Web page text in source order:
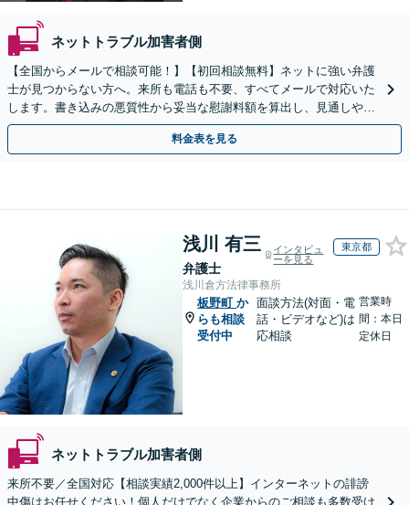
ネットトラブル加害者側
【全国からメールで相談可能！】【初回相談無料】ネットに強い弁護
士が見つからない方へ。来所も電話も不要、すべてメールで対応いた
します。書き込みの悪質性から妥当な慰謝料額を算出し、見通しや費
用面のリスクも包み隠さずお伝えしサポートします。
料金表を見る
浅川 有三
弁護士
インタビュ
ーを見る
東京都
浅川倉方法律事務所
板野町 か
らも相談
受付中
面談方法(対面・電
話・ビデオなど)は
応相談
営業時
間：本日
定休日
ネットトラブル加害者側
来所不要／全国対応【相談実績2,000件以上】インターネットの誹謗
中傷はお任せください！個人だけでなく企業からのご相談も多数受け